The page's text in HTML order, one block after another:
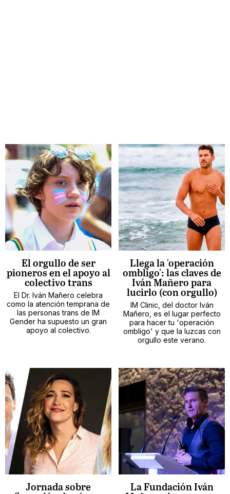
El orgullo de ser
pioneros en el apoyo al
colectivo trans
El Dr. Iván Mañero celebra
como la atención temprana de
las personas trans de IM
Gender ha supuesto un gran
apoyo al colectivo.
Llega la 'operación
ombligo': las claves de
Iván Mañero para
lucirlo (con orgullo)
IM Clinic, del doctor Iván
Mañero, es el lugar perfecto
para hacer tu 'operación
ombligo' y que la luzcas con
orgullo este verano.
Jornada sobre
La Fundación Iván